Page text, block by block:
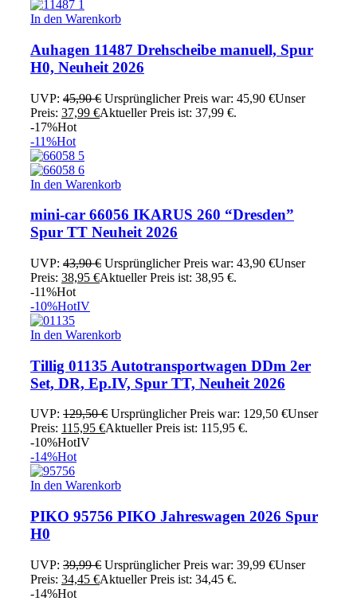
In den Warenkorb
Auhagen 11487 Drehscheibe manuell, Spur
H0, Neuheit 2026
UVP: 45,90€ Ursprünglicher Preis war: 45,90 €Unser
Preis: 37,99 €Aktueller Preis ist: 37,99 €.
-17%Hot
-11%Hot
In den Warenkorb
mini-car 66056 IKARUS 260 “Dresden”
Spur TT Neuheit 2026
UVP: 43,90€ Ursprünglicher Preis war: 43,90 €Unser
Preis: 38,95 €Aktueller Preis ist: 38,95 €.
-11%Hot
-10%HotIV
In den Warenkorb
Tillig 01135 Autotransportwagen DDm 2er
Set, DR, Ep.IV, Spur TT, Neuheit 2026
UVP: 129,50€ Ursprünglicher Preis war: 129,50 €Unser
Preis: 115,95 €Aktueller Preis ist: 115,95 €.
-10%HotIV
-14%Hot
In den Warenkorb
PIKO 95756 PIKO Jahreswagen 2026 Spur
H0
UVP: 39,99€ Ursprünglicher Preis war: 39,99 €Unser
Preis: 34,45 €Aktueller Preis ist: 34,45 €.
-14%Hot